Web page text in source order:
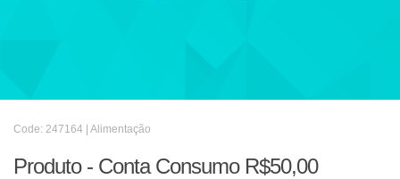
Code: 247164 | Alimentação
Produto - Conta Consumo R$50,00